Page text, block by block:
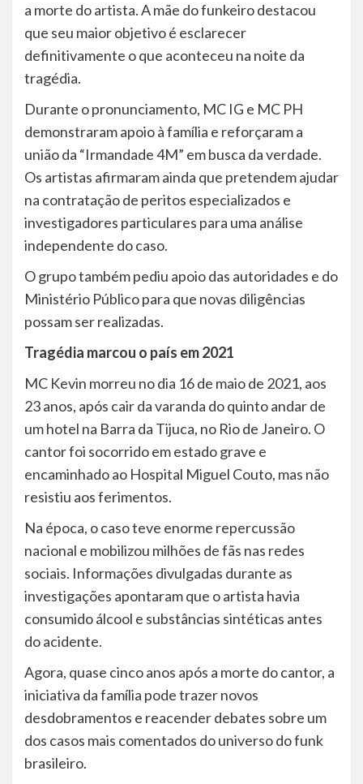
a morte do artista. A mãe do funkeiro destacou
que seu maior objetivo é esclarecer
definitivamente o que aconteceu na noite da
tragédia.
Durante o pronunciamento, MC IG e MC PH
demonstraram apoio à família e reforçaram a
união da “Irmandade 4M” em busca da verdade.
Os artistas afirmaram ainda que pretendem ajudar
na contratação de peritos especializados e
investigadores particulares para uma análise
independente do caso.
O grupo também pediu apoio das autoridades e do
Ministério Público para que novas diligências
possam ser realizadas.
Tragédia marcou o país em 2021
MC Kevin morreu no dia 16 de maio de 2021, aos
23 anos, após cair da varanda do quinto andar de
um hotel na Barra da Tijuca, no Rio de Janeiro. O
cantor foi socorrido em estado grave e
encaminhado ao Hospital Miguel Couto, mas não
resistiu aos ferimentos.
Na época, o caso teve enorme repercussão
nacional e mobilizou milhões de fãs nas redes
sociais. Informações divulgadas durante as
investigações apontaram que o artista havia
consumido álcool e substâncias sintéticas antes
do acidente.
Agora, quase cinco anos após a morte do cantor, a
iniciativa da família pode trazer novos
desdobramentos e reacender debates sobre um
dos casos mais comentados do universo do funk
brasileiro.